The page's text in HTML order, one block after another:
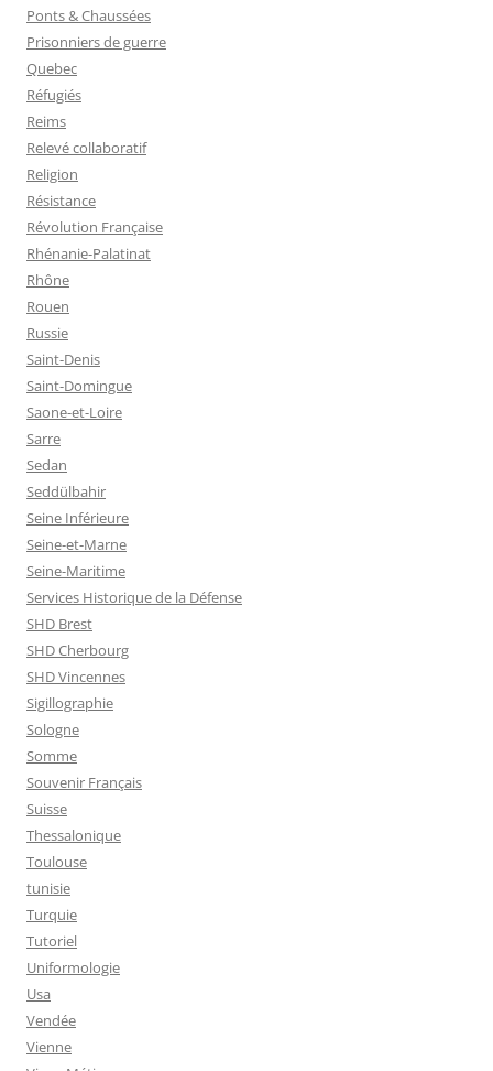
Ponts & Chaussées
Prisonniers de guerre
Quebec
Réfugiés
Reims
Relevé collaboratif
Religion
Résistance
Révolution Française
Rhénanie-Palatinat
Rhône
Rouen
Russie
Saint-Denis
Saint-Domingue
Saone-et-Loire
Sarre
Sedan
Seddülbahir
Seine Inférieure
Seine-et-Marne
Seine-Maritime
Services Historique de la Défense
SHD Brest
SHD Cherbourg
SHD Vincennes
Sigillographie
Sologne
Somme
Souvenir Français
Suisse
Thessalonique
Toulouse
tunisie
Turquie
Tutoriel
Uniformologie
Usa
Vendée
Vienne